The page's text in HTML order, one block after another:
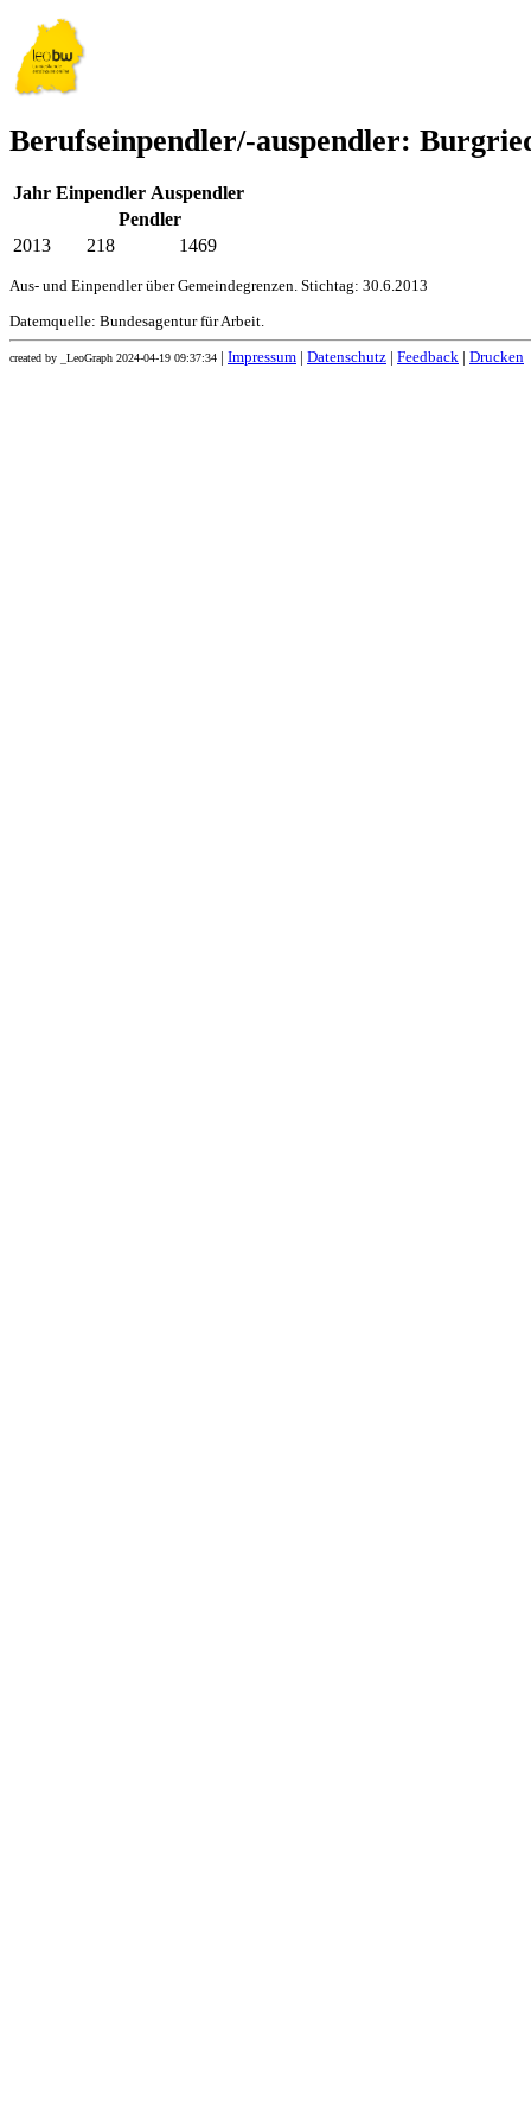
Berufseinpendler/-auspendler:
Jahr Einpendler Auspendler
Pendler
2013
218 1469
Aus- und Einpendler über Gemeindegrenzen. Stichtag: 30.6.2013
Datemquelle: Bundesagentur für Arbeit.
created by _LeoGraph 2024-04-19 09:37:34 Impressum Datenschutz Feedback Drucken